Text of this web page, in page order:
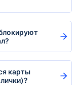
карты